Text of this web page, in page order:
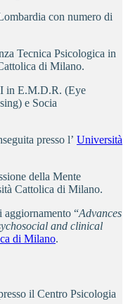
con numero di
Tecnica Psicologica in
di Milano.
in E.M.D.R. (Eye
e Socia
presso l’ Università
della Mente
Cattolica di Milano.
aggiornamento “Advances
and clinical
di Milano.
il Centro Psicologia